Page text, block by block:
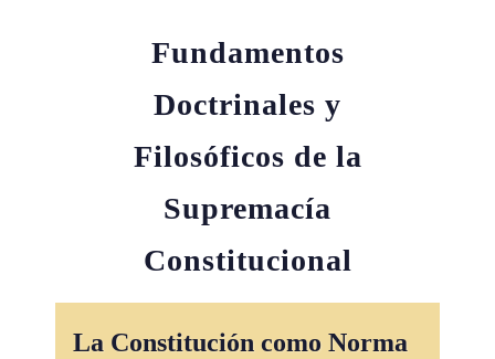
Fundamentos
Doctrinales y
Filosóficos de la
Supremacía
Constitucional
La Constitución como Norma